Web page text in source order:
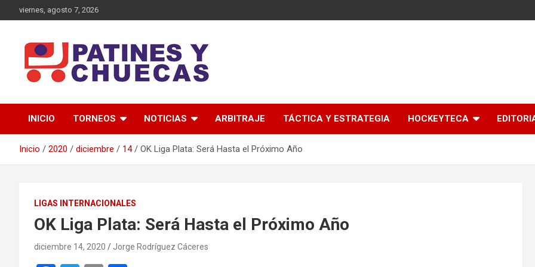
al
viernes, agosto 7, 2026
Patines y Chuecas
INICIO TORNEOS NOTICIAS ARBITRAJE TÁCTICA Y ESTRATEGIA HOCKEYTECA
Inicio 2020 diciembre 14 OK Liga Plata: Será Hasta el Próximo Año
LIGAS INTERNACIONALES
OK Liga Plata: Será Hasta el Próximo Año
diciembre 14, 2020 Jorge Rodríguez Cáceres